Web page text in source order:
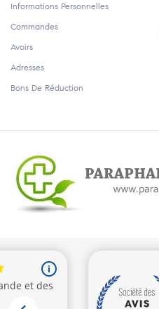
Informations Personnelles
Commandes
Avoirs
Adresses
Bons De Réduction